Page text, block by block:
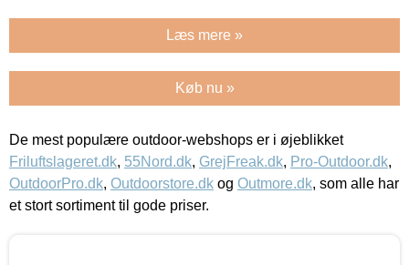
Læs mere »
Køb nu »
De mest populære outdoor-webshops er i øjeblikket
Friluftslageret.dk, 55Nord.dk, GrejFreak.dk, Pro-Outdoor.dk,
OutdoorPro.dk, Outdoorstore.dk og Outmore.dk, som alle har
et stort sortiment til gode priser.